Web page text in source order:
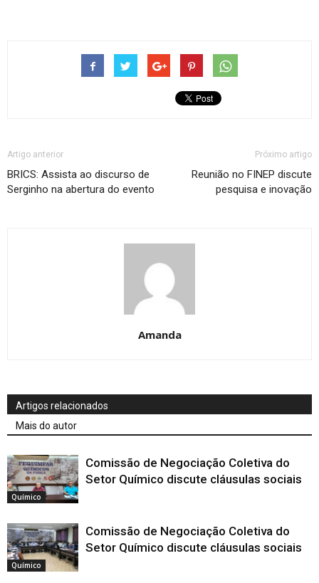
Artigo anterior
BRICS: Assista ao discurso de
Serginho na abertura do evento
Próximo artigo
Reunião no FINEP discute
pesquisa e inovação
Amanda
Artigos relacionados
Mais do autor
Químico
Comissão de Negociação Coletiva do
Setor Químico discute cláusulas sociais
Químico
Comissão de Negociação Coletiva do
Setor Químico discute cláusulas sociais